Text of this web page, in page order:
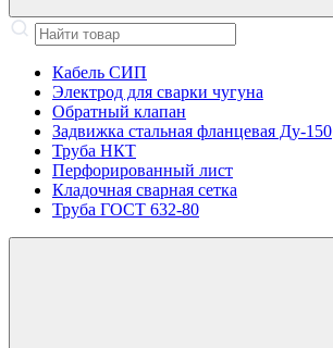
Кабель СИП
Электрод для сварки чугуна
Обратный клапан
Задвижка стальная фланцевая Ду-150
Труба НКТ
Перфорированный лист
Кладочная сварная сетка
Труба ГОСТ 632-80